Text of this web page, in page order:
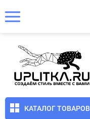
КАТАЛОГ ТОВАРОВ